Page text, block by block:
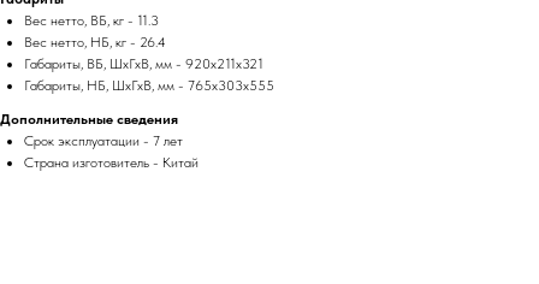
Вес нетто, ВБ, кг - 11.3
Вес нетто, НБ, кг - 26.4
Габариты, ВБ, ШхГхВ, мм - 920x211x321
Габариты, НБ, ШхГхВ, мм - 765x303x555
Дополнительные сведения
Срок эксплуатации - 7 лет
Страна изготовитель - Китай